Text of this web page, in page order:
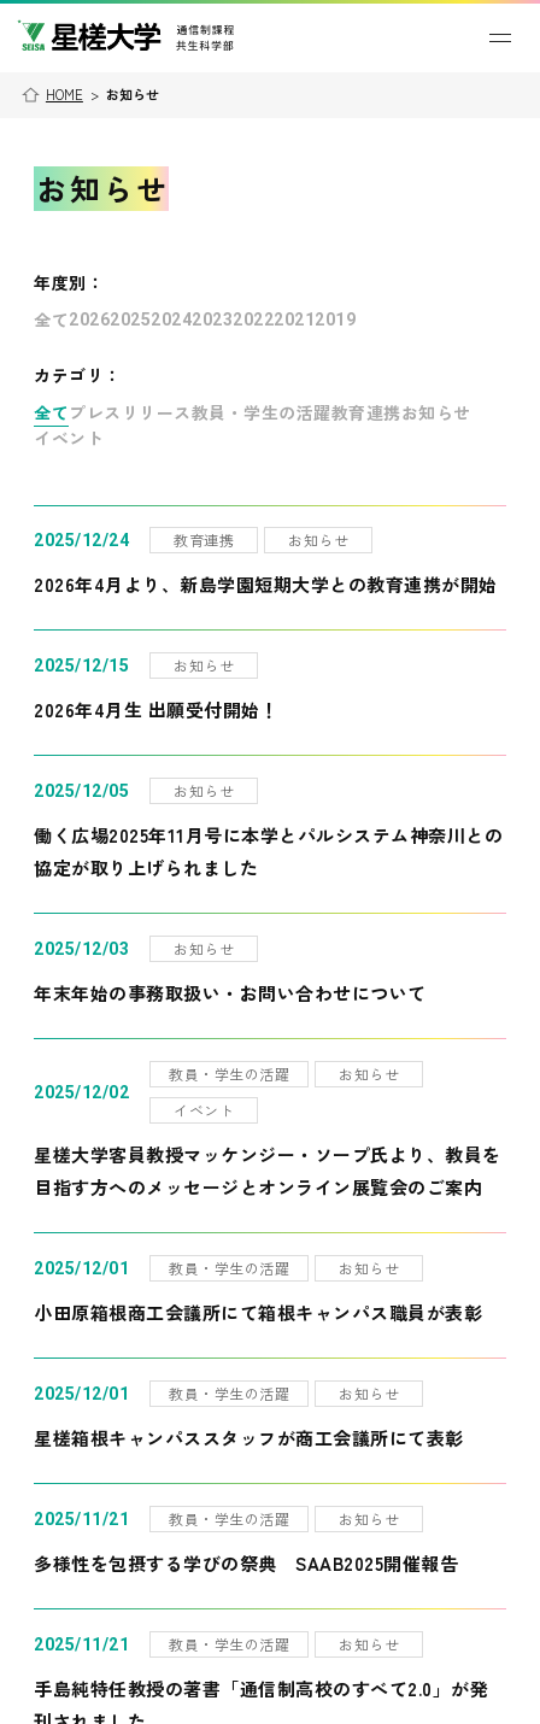
HOME > お知らせ
お知らせ
年度別 ：
全て202620252024202320222021 2019
カテゴリ：
全て プレスリリース教員・学生の活躍教育連携お知らせ
イベント
2025/12/24 教育連携 お知らせ
2026年4月より、新島学園短期大学との教育連携が開始
2025/12/15 お知らせ
2026年4月生 出願受付開始！
2025/12/05 お知らせ
働く広場2025年11月号に本学とパルシステム神奈川との
協定が取り上げられました
2025/12/03 お知らせ
年末年始の事務取扱い・お問い合わせについて
2025/12/02
教員・学生の活躍
お知らせ
イベント
星槎大学客員教授マッケンジー・ソープ氏より、教員を
目指す方へのメッセージとオンライン展覧会のご案内
2025/12/01 教員・学生の活躍 お知らせ
小田原箱根商工会議所にて箱根キャンパス職員が表彰
2025/12/01 教員・学生の活躍 お知らせ
星槎箱根キャンパススタッフが商工会議所にて表彰
2025/11/21 教員・学生の活躍 お知らせ
多様性を包摂する学びの祭典 SAAB2025開催報告
2025/11/21 教員・学生の活躍 お知らせ
手島純特任教授の著書「通信制高校のすべて2.0」が発